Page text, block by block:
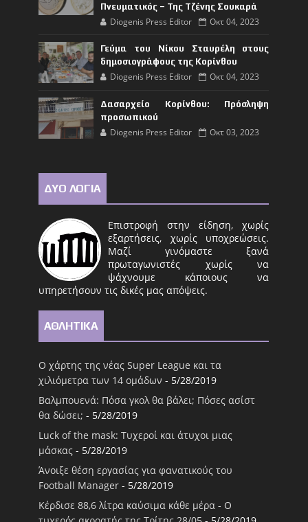
Πνευματικός – Της Τζένης Σουκαρά
Diogenis Press Editor Οκτ 04, 2023
Γεύμα του Νίκου Σταυρέλη στους
δημοσιογράφους της Κορίνθου
Diogenis Press Editor Οκτ 04, 2023
Δασαρχείο Κορίνθου: Πρόσληψη
προσωπικού
Diogenis Press Editor Οκτ 03, 2023
ΔΥΟ ΛΟΓΙΑ
Επιστροφή στην είδηση, χωρίς
εξαρτήσεις, χωρίς υποχρεώσεις.
Μαζί γινόμαστε ξανά
πρωταγωνιστές χωρίς να
ψάχνουμε κάποιους να
υπηρετήσουν τις δικές μας απόψεις.
ΑΘΛΗΤΙΚΑ
Ο χάρτης της νέας Super League και τα
χιλιόμετρα των 14 ομάδων - 5/28/2019
Βαλμπουενά: Πόσα γκολ θα βάλει; Πόσες ασίστ
θα δώσει; - 5/28/2019
Luck of the mask: Τυχεροί και άτυχοι μιας
μάσκας - 5/28/2019
Άνοιξε θέση εργασίας για φανατικούς του
Football Μanager - 5/28/2019
Κέρδισε 88,6 λίτρα καύσιμα κάθε μέρα - Ο